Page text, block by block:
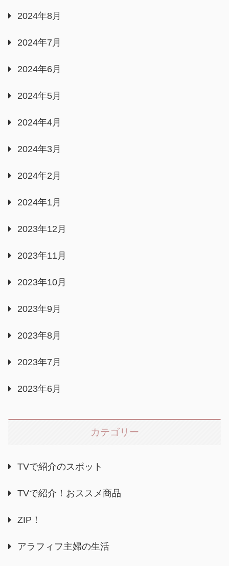
2024年8月
2024年7月
2024年6月
2024年5月
2024年4月
2024年3月
2024年2月
2024年1月
2023年12月
2023年11月
2023年10月
2023年9月
2023年8月
2023年7月
2023年6月
カテゴリー
TVで紹介のスポット
TVで紹介！おススメ商品
ZIP！
アラフィフ主婦の生活